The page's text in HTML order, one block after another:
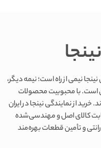
نیمی از راه است؛ نیمه دیگر،
است. با محبوبیت محصولات
خرید از نمایندگی نینجا در ایران
بابت کالای اصل و مهندسی‌شده
و تأمین قطعات بهره‌مند